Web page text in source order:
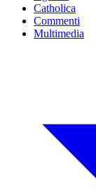
Catholica
Commenti
Multimedia